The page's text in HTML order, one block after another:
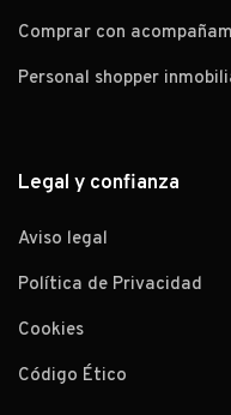
Comprar con
Personal shopper
Legal y confianza
Aviso legal
Política de Privacidad
Cookies
Código Ético